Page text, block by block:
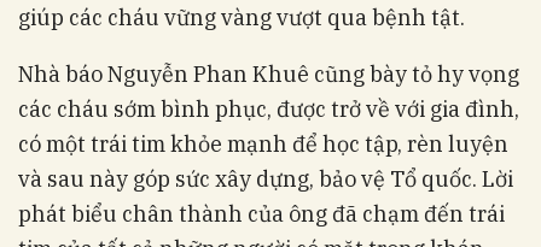
giúp các cháu vững vàng vượt qua bệnh tật.
Nhà báo Nguyễn Phan Khuê cũng bày tỏ hy vọng
các cháu sớm bình phục, được trở về với gia đình,
có một trái tim khỏe mạnh để học tập, rèn luyện
và sau này góp sức xây dựng, bảo vệ Tổ quốc. Lời
phát biểu chân thành của ông đã chạm đến trái